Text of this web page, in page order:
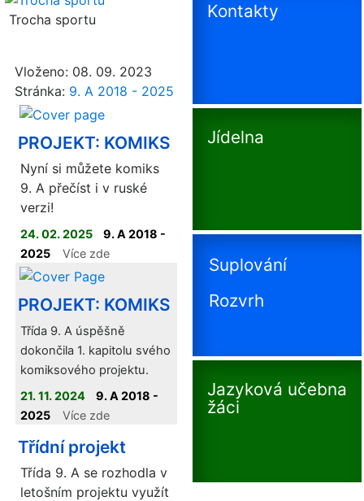
Trocha sportu
Vloženo: 08. 09. 2023
Stránka: 9. A 2018 - 2025
PROJEKT: KOMIKS
Nyní si můžete komiks
9. A přečíst i v ruské
verzi!
24. 02. 2025
9. A 2018 -
2025
Více zde
PROJEKT: KOMIKS
Třída 9. A úspěšně
dokončila 1. kapitolu svého
komiksového projektu.
21. 11. 2024
9. A 2018 -
2025
Více zde
Třídní projekt
Třída 9. A se rozhodla v
letošním projektu využít
Kontakty
Jídelna
Suplování
Rozvrh
Jazyková učebna
žáci